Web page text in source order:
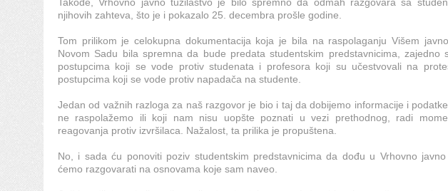
njihovih zahteva, što je i pokazalo 25. decembra prošle godine.
Tom prilikom je celokupna dokumentacija koja je bila na raspolaganju Višem
Novom Sadu bila spremna da bude predata studentskim predstavnicima, zajedno
postupcima koji se vode protiv studenata i profesora koji su učestvovali na
postupcima koji se vode protiv napadača na studente.
Jedan od važnih razloga za naš razgovor je bio i taj da dobijemo informacije i
ne raspolažemo ili koji nam nisu uopšte poznati u vezi prethodnog, radi
reagovanja protiv izvršilaca. Nažalost, ta prilika je propuštena.
No, i sada ću ponoviti poziv studentskim predstavnicima da dođu u Vrhovno
ćemo razgovarati na osnovama koje sam naveo.